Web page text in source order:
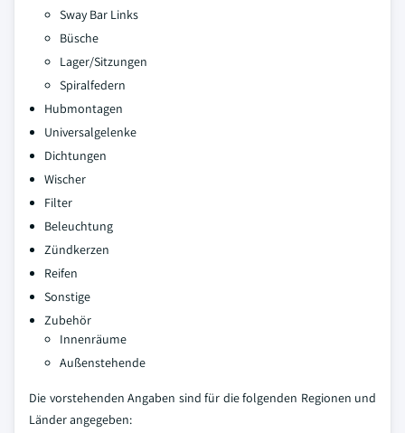
Sway Bar Links
Büsche
Lager/Sitzungen
Spiralfedern
Hubmontagen
Universalgelenke
Dichtungen
Wischer
Filter
Beleuchtung
Zündkerzen
Reifen
Sonstige
Zubehör
Innenräume
Außenstehende
Die vorstehenden Angaben sind für die folgenden Regionen und
Länder angegeben: